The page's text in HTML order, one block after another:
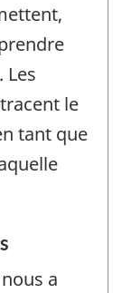
Les
le
tant que
a